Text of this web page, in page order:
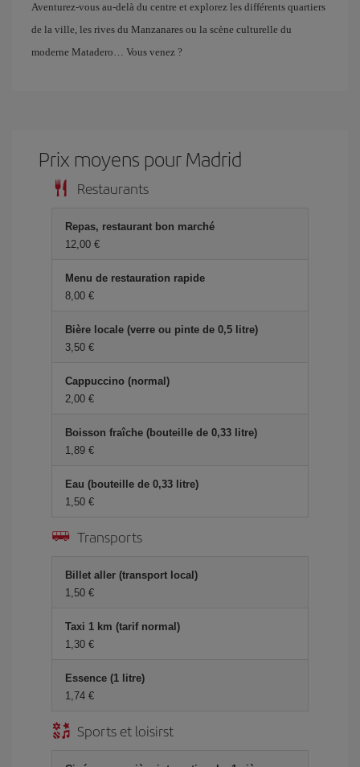
Aventurez-vous au-delà du centre et explorez les différents quartiers
de la ville, les rives du Manzanares ou la scène culturelle du
moderne Matadero… Vous venez ?
Prix ​​moyens pour Madrid
Restaurants
Repas, restaurant bon marché
12,00 €
Menu de restauration rapide
8,00 €
Bière locale (verre ou pinte de 0,5 litre)
3,50 €
Cappuccino (normal)
2,00 €
Boisson fraîche (bouteille de 0,33 litre)
1,89 €
Eau (bouteille de 0,33 litre)
1,50 €
Transports
Billet aller (transport local)
1,50 €
Taxi 1 km (tarif normal)
1,30 €
Essence (1 litre)
1,74 €
Sports et loisirst